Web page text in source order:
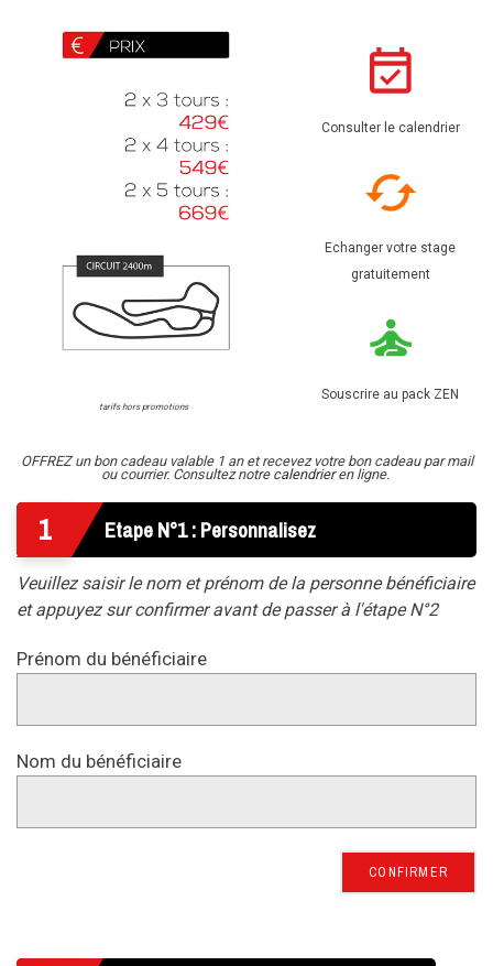
tarifs hors promotions
Consulter le calendrier
Echanger votre stage
gratuitement
Souscrire au pack ZEN
OFFREZ un bon cadeau valable 1 an et recevez votre bon cadeau par mail
ou courrier. Consultez notre calendrieren ligne.
1 Etape N°1 : Personnalisez
Veuillez saisir le nom et prénom de la personne bénéficiaire
et appuyez sur confirmer avant de passer à l'étape N°2
Prénom du bénéficiaire
Nom du bénéficiaire
CONFIRMER